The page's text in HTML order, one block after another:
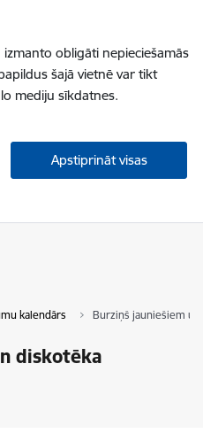
obligāti nepieciešamās
šajā vietnē var tikt
mediju sīkdatnes.
Apstiprināt visas
kalendārs Burziņš jauniešiem un
diskotēka